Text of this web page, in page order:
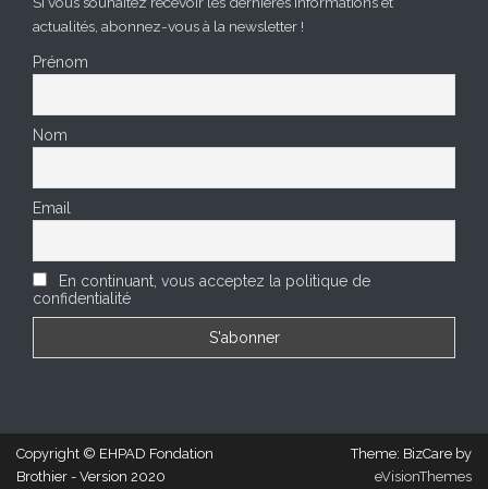
actualités, abonnez-vous à la newsletter !
Prénom
Nom
Email
En continuant, vous acceptez la politique de
confidentialité
Copyright © EHPAD Fondation
Brothier - Version 2020
Theme: BizCare by
eVisionThemes